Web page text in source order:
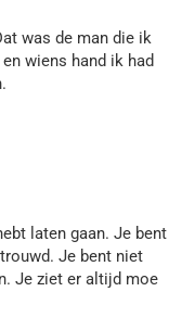
was de man die ik
wiens hand ik had
laten gaan. Je bent
Je bent niet
Je ziet er altijd moe